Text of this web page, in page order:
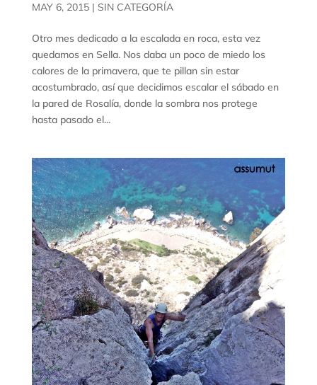
MAY 6, 2015| SIN CATEGORÍA
Otro mes dedicado a la escalada en roca, esta vez
quedamos en Sella. Nos daba un poco de miedo los
calores de la primavera, que te pillan sin estar
acostumbrado, así que decidimos escalar el sábado en
la pared de Rosalía, donde la sombra nos protege
hasta pasado el...